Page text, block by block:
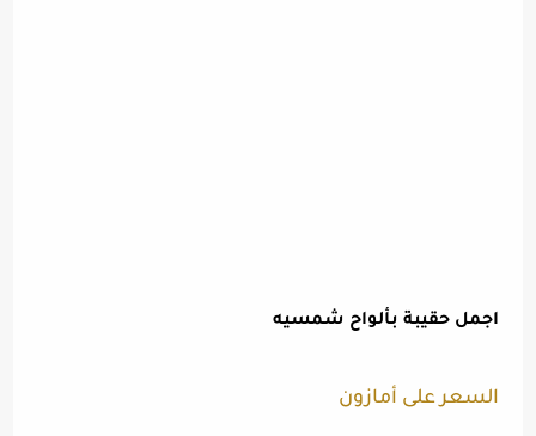
اجمل حقيبة بألواح شمسيه
السعر على أمازون